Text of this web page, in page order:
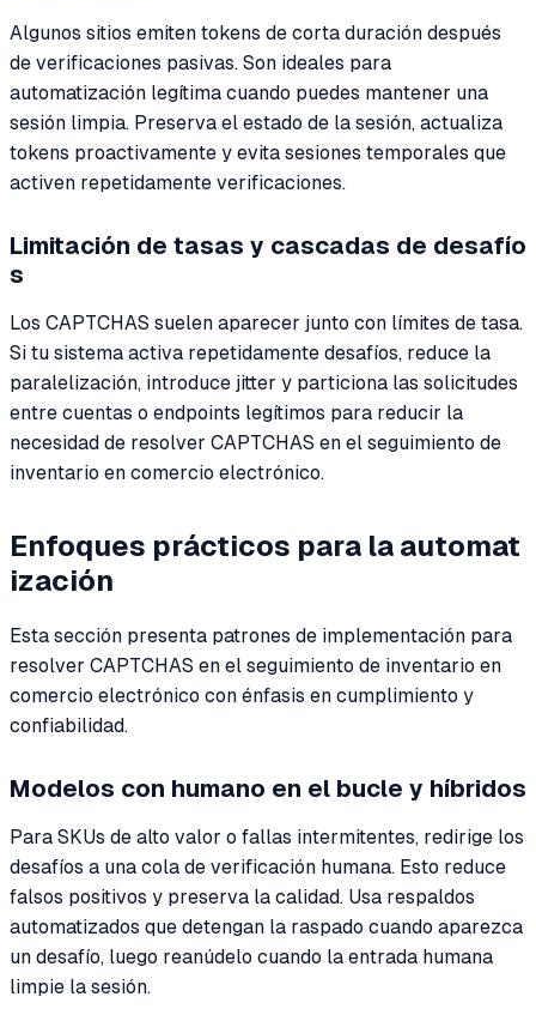
Algunos sitios emiten tokens de corta duración después
de verificaciones pasivas. Son ideales para
automatización legítima cuando puedes mantener una
sesión limpia. Preserva el estado de la sesión, actualiza
tokens proactivamente y evita sesiones temporales que
activen repetidamente verificaciones.
Limitación de tasas y cascadas de desafío
s
Los CAPTCHAS suelen aparecer junto con límites de tasa.
Si tu sistema activa repetidamente desafíos, reduce la
paralelización, introduce jitter y particiona las solicitudes
entre cuentas o endpoints legítimos para reducir la
necesidad de resolver CAPTCHAS en el seguimiento de
inventario en comercio electrónico.
Enfoques prácticos para la automat
ización
Esta sección presenta patrones de implementación para
resolver CAPTCHAS en el seguimiento de inventario en
comercio electrónico con énfasis en cumplimiento y
confiabilidad.
Modelos con humano en el bucle y híbridos
Para SKUs de alto valor o fallas intermitentes, redirige los
desafíos a una cola de verificación humana. Esto reduce
falsos positivos y preserva la calidad. Usa respaldos
automatizados que detengan la raspado cuando aparezca
un desafío, luego reanúdelo cuando la entrada humana
limpie la sesión.